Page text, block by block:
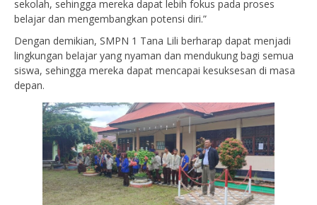
sekolah, sehingga mereka dapat lebih fokus pada proses
belajar dan mengembangkan potensi diri.”
Dengan demikian, SMPN 1 Tana Lili berharap dapat menjadi
lingkungan belajar yang nyaman dan mendukung bagi semua
siswa, sehingga mereka dapat mencapai kesuksesan di masa
depan.